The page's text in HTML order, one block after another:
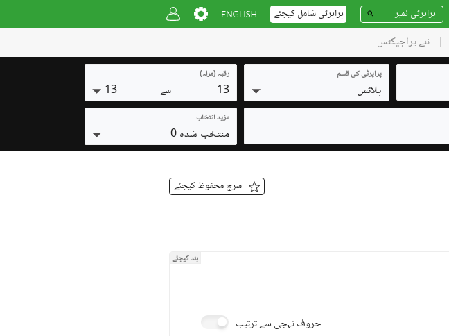
پراپرٹی شامل کیجئے
نئے پراجیکٹس
پراپرٹی کی قسم
پلاٹس
رقبہ (مرلہ)
13 سے 13
مزید انتخاب
منتخب شدہ 0
سرچ محفوظ کیجئے
بند کیجئے
حروف تہجی سے ترتیب